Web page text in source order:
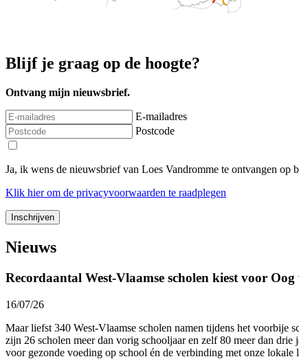
Blijf je graag op de hoogte?
Ontvang mijn nieuwsbrief.
E-mailadres
Postcode
Ja, ik wens de nieuwsbrief van Loes Vandromme te ontvangen op
Klik hierom de privacyvoorwaarden te raadplegen
Nieuws
Recordaantal West-Vlaamse scholen kiest voor
16/07/26
Maar liefst 340 West-Vlaamse scholen namen tijdens het voorbije
zijn 26 scholen meer dan vorig schooljaar en zelf 80 meer dan
voor gezonde voeding op school én de verbinding met onze